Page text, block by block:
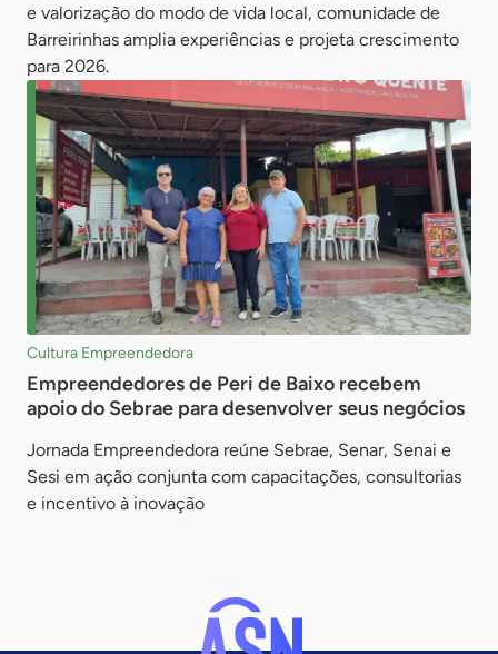
e valorização do modo de vida local, comunidade de
Barreirinhas amplia experiências e projeta crescimento
para 2026.
Cultura Empreendedora
Empreendedores de Peri de Baixo recebem
apoio do Sebrae para desenvolver seus negócios
Jornada Empreendedora reúne Sebrae, Senar, Senai e
Sesi em ação conjunta com capacitações, consultorias
e incentivo à inovação